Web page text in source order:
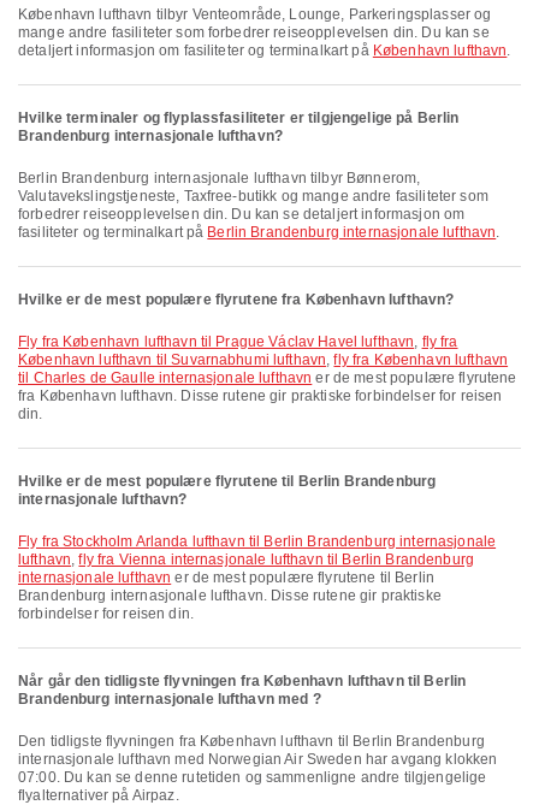
København lufthavn tilbyr Venteområde, Lounge, Parkeringsplasser og
mange andre fasiliteter som forbedrer reiseopplevelsen din. Du kan se
detaljert informasjon om fasiliteter og terminalkart på København lufthavn.
Hvilke terminaler og flyplassfasiliteter er tilgjengelige på Berlin
Brandenburg internasjonale lufthavn?
Berlin Brandenburg internasjonale lufthavn tilbyr Bønnerom,
Valutavekslingstjeneste, Taxfree-butikk og mange andre fasiliteter som
forbedrer reiseopplevelsen din. Du kan se detaljert informasjon om
fasiliteter og terminalkart på Berlin Brandenburg internasjonale lufthavn.
Hvilke er de mest populære flyrutene fra København lufthavn?
fly fra København lufthavn til Prague Václav Havel lufthavn, fly fra
København lufthavn til Suvarnabhumi lufthavn,fly fra København lufthavn
til Charles de Gaulle internasjonale lufthavn er de mest populære flyrutene
fra København lufthavn. Disse rutene gir praktiske forbindelser for reisen
din.
Hvilke er de mest populære flyrutene til Berlin Brandenburg
internasjonale lufthavn?
fly fra Stockholm Arlanda lufthavn til Berlin Brandenburg internasjonale
lufthavn,fly fra Vienna internasjonale lufthavn til Berlin Brandenburg
internasjonale lufthavn er de mest populære flyrutene til Berlin
Brandenburg internasjonale lufthavn. Disse rutene gir praktiske
forbindelser for reisen din.
Når går den tidligste flyvningen fra København lufthavn til Berlin
Brandenburg internasjonale lufthavn med ?
Den tidligste flyvningen fra København lufthavn til Berlin Brandenburg
internasjonale lufthavn med Norwegian Air Sweden har avgang klokken
07:00. Du kan se denne rutetiden og sammenligne andre tilgjengelige
flyalternativer på Airpaz.